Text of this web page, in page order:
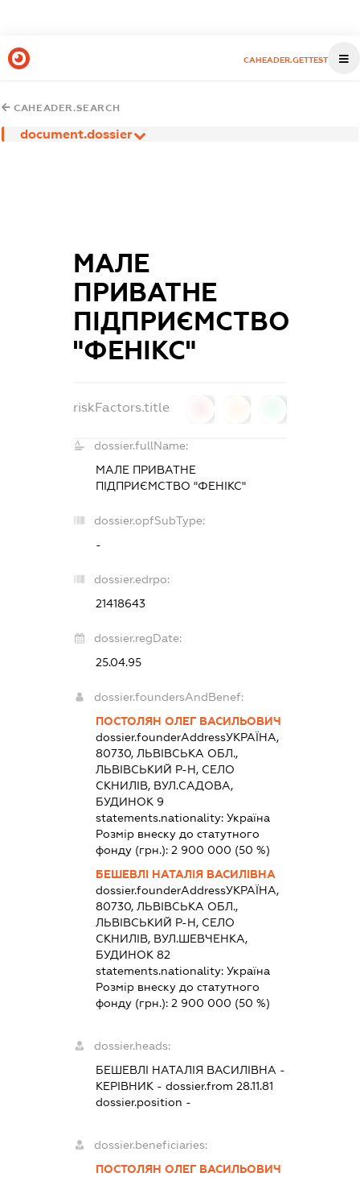
CAHEADER.GETTEST
CAHEADER.SEARCH
document.dossier
МАЛЕ
ПРИВАТНЕ
ПІДПРИЄМСТВО
"ФЕНІКС"
riskFactors.title
dossier.fullName:
МАЛЕ ПРИВАТНЕ
ПІДПРИЄМСТВО "ФЕНІКС"
dossier.opfSubType:
-
dossier.edrpo:
21418643
dossier.regDate:
25.04.95
dossier.foundersAndBenef:
ПОСТОЛЯН ОЛЕГ ВАСИЛЬОВИЧ
dossier.founderAddressУКРАЇНА,
80730, ЛЬВІВСЬКА ОБЛ.,
ЛЬВІВСЬКИЙ Р-Н, СЕЛО
СКНИЛІВ, ВУЛ.САДОВА,
БУДИНОК 9
statements.nationality:Україна
Розмір внеску до статутного
фонду (грн.):2 900 000 (50 %)
БЕШЕВЛІ НАТАЛІЯ ВАСИЛІВНА
dossier.founderAddressУКРАЇНА,
80730, ЛЬВІВСЬКА ОБЛ.,
ЛЬВІВСЬКИЙ Р-Н, СЕЛО
СКНИЛІВ, ВУЛ.ШЕВЧЕНКА,
БУДИНОК 82
statements.nationality:Україна
Розмір внеску до статутного
фонду (грн.):2 900 000 (50 %)
dossier.heads:
БЕШЕВЛІ НАТАЛІЯ ВАСИЛІВНА -
КЕРІВНИК - dossier.from 28.11.81
dossier.position -
dossier.beneficiaries:
ПОСТОЛЯН ОЛЕГ ВАСИЛЬОВИЧ